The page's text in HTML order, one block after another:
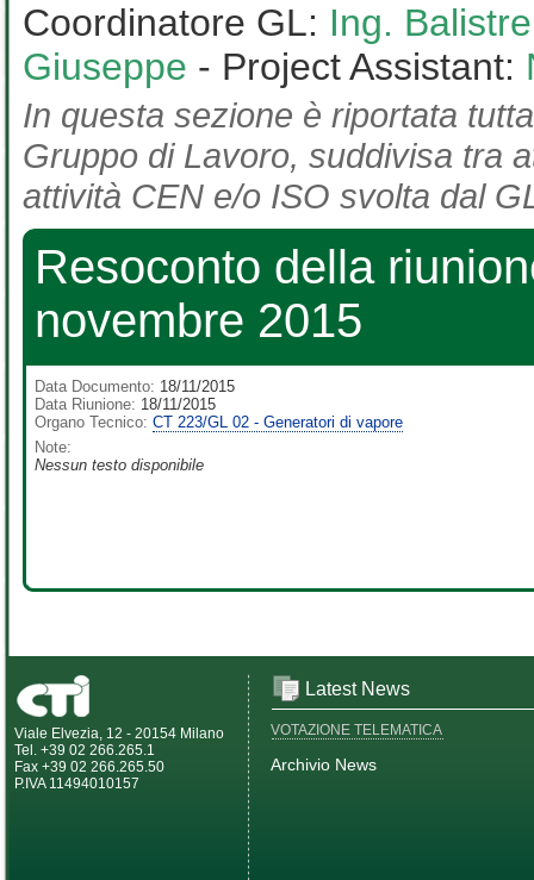
Coordinatore GL: Ing.
Giuseppe - Project Assistant:
In questa sezione è riportata
Gruppo di Lavoro, suddivisa tra
attività CEN e/o ISO svolta dal
Resoconto della
novembre 2015
Data Documento: 18/11/2015
Data Riunione: 18/11/2015
Organo Tecnico: CT 223/GL 02 - Generatori di vapore
Note:
Nessun testo disponibile
Viale Elvezia, 12 - 20154 Milano
Tel. +39 02 266.265.1
Fax +39 02 266.265.50
P.IVA 11494010157
Latest News
VOTAZIONE TELEMATICA
Archivio News